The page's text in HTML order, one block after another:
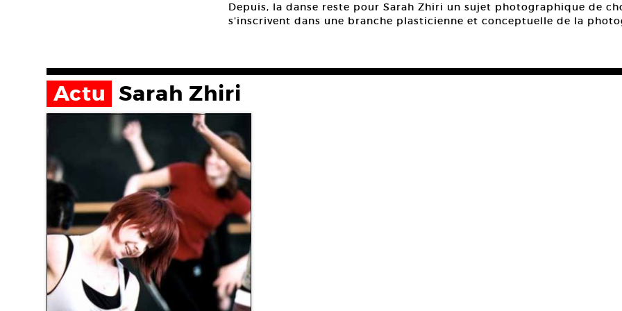
Depuis, la danse reste pour Sarah Zhiri un sujet photographique de
s’inscrivent dans une branche plasticienne et conceptuelle de la
Actu Sarah Zhiri